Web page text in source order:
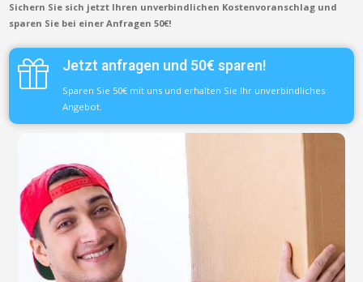
Sichern Sie sich jetzt Ihren unverbindlichen Kostenvoranschlag und
sparen Sie bei einer Anfragen 50€!
Jetzt anfragen und 50€ sparen!
Sparen Sie 50€ mit uns und erhalten Sie Ihr unverbindliches
Angebot.